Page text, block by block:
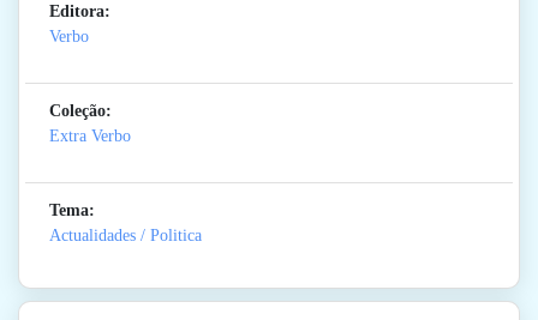
Editora:
Verbo
Coleção:
Extra Verbo
Tema:
Actualidades / Politica